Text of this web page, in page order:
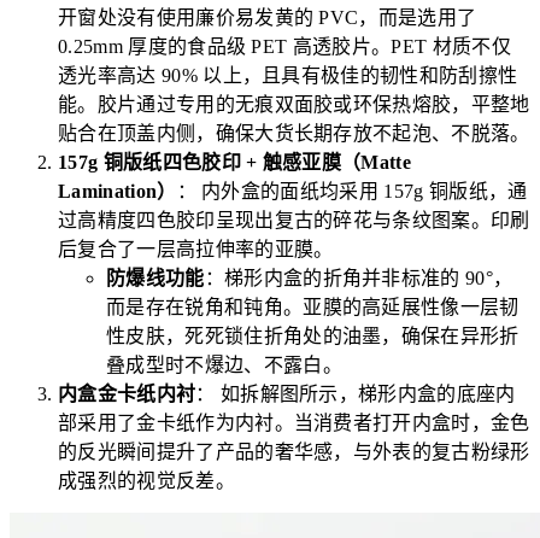
开窗处没有使用廉价易发黄的 PVC，而是选用了
0.25mm 厚度的食品级 PET 高透胶片。PET 材质不仅
透光率高达 90% 以上，且具有极佳的韧性和防刮擦性
能。胶片通过专用的无痕双面胶或环保热熔胶，平整地
贴合在顶盖内侧，确保大货长期存放不起泡、不脱落。
157g 铜版纸四色胶印 + 触感亚膜（Matte
Lamination）
： 内外盒的面纸均采用 157g 铜版纸，通
过高精度四色胶印呈现出复古的碎花与条纹图案。印刷
后复合了一层高拉伸率的亚膜。
防爆线功能 ：梯形内盒的折角并非标准的 90°，
而是存在锐角和钝角。亚膜的高延展性像一层韧
性皮肤，死死锁住折角处的油墨，确保在异形折
叠成型时不爆边、不露白。
内盒金卡纸内衬： 如拆解图所示，梯形内盒的底座内
部采用了金卡纸作为内衬。当消费者打开内盒时，金色
的反光瞬间提升了产品的奢华感，与外表的复古粉绿形
成强烈的视觉反差。